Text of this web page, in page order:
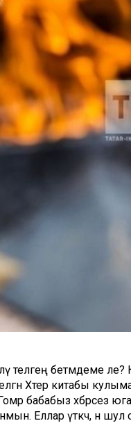
бетмәдеме әле?
Хәтер китабы
бабабыз хәбәрсез
Еллар үткәч, әнә шул